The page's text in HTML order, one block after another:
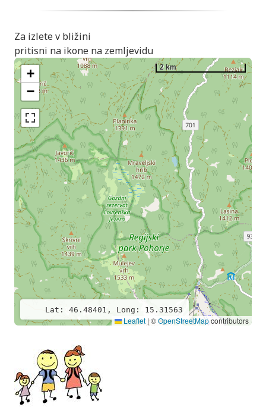
Za izlete v bližini
pritisni na ikone na zemljevidu
+
−
2 km
Lat: 46.48401, Long: 15.31563
Leaflet |©OpenStreetMapcontributors